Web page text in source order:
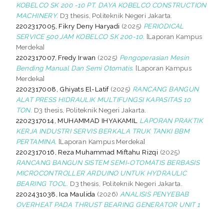
KOBELCO SK 200 -10 PT. DAYA KOBELCO CONSTRUCTION
MACHINERY. D3 thesis, Politeknik Negeri Jakarta.
2202317005, Fikry Deny Haryadi (2025) PERIODICAL
SERVICE 500 JAM KOBELCO SK 200-10. [Laporan Kampus
Merdeka]
2202317007, Fredy Irwan (2025) Pengoperasian Mesin
Bending Manual Dan Semi Otomatis. [Laporan Kampus
Merdeka]
2202317008, Ghiyats El-Latif(2025) RANCANG BANGUN
ALAT PRESS HIDRAULIK MULTIFUNGSI KAPASITAS 10
TON. D3 thesis, Politeknik Negeri Jakarta.
2202317014, MUHAMMAD IHYAKAMIL
LAPORAN PRAKTIK
KERJA INDUSTRI SERVIS BERKALA TRUK TANKI BBM
PERTAMINA. [Laporan Kampus Merdeka]
2202317016, Reza Muhammad Miftahu Rizqi (2025)
RANCANG BANGUN SISTEM SEMI-OTOMATIS BERBASIS
MICROCONTROLLER ARDUINO UNTUK HYDRAULIC
BEARING TOOL. D3 thesis, Politeknik Negeri Jakarta.
2202431038, Ica Maulida (2026) ANALISIS PENYEBAB
OVERHEAT PADA THRUST BEARING GENERATOR UNIT 1